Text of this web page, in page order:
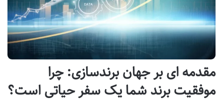
مقدمه ای بر جهان برندسازی: چرا
موفقیت برند شما یک سفر حیاتی است؟